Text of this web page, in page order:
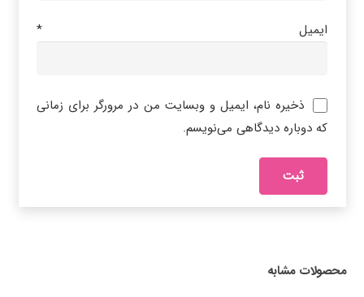
ایمیل *
ذخیره نام، ایمیل و وبسایت من در مرورگر برای زمانی
که دوباره دیدگاهی می‌نویسم.
محصولات مشابه